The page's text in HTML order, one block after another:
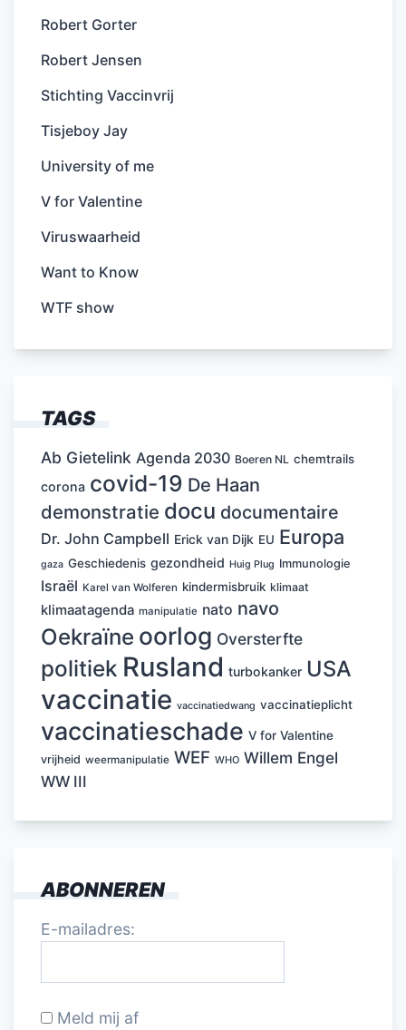
Robert Gorter
Robert Jensen
Stichting Vaccinvrij
Tisjeboy Jay
University of me
V for Valentine
Viruswaarheid
Want to Know
WTF show
TAGS
Ab Gietelink Agenda 2030 Boeren NL chemtrails
corona covid-19 De Haan
demonstratie docu documentaire
Dr. John Campbell Erick van Dijk EU Europa
gaza Geschiedenis gezondheid Huig Plug Immunologie
Israël Karel van Wolferen kindermisbruik klimaat
klimaatagenda manipulatie nato navo
Oekraïne oorlog Oversterfte
politiek Rusland turbokanker USA
vaccinatie vaccinatiedwang vaccinatieplicht
vaccinatieschade V for Valentine
vrijheid weermanipulatie WEF WHO Willem Engel
WW III
ABONNEREN
E-mailadres:
Meld mij af